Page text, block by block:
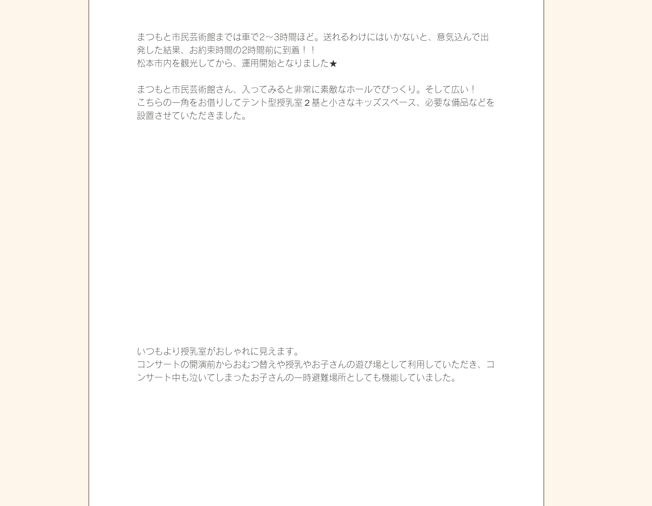
まつもと市民芸術館までは車で2～3時間ほど。送れるわけにはいかないと、意気込んで出
発した結果、お約束時間の2時間前に到着！！
松本市内を観光してから、運用開始となりました★
まつもと市民芸術館さん、入ってみると非常に素敵なホールでびっくり。そして広い！
こちらの一角をお借りしてテント型授乳室２基と小さなキッズスペース、必要な備品などを
設置させていただきました。
いつもより授乳室がおしゃれに見えます。
コンサートの開演前からおむつ替えや授乳やお子さんの遊び場として利用していただき、コ
ンサート中も泣いてしまったお子さんの一時避難場所としても機能していました。